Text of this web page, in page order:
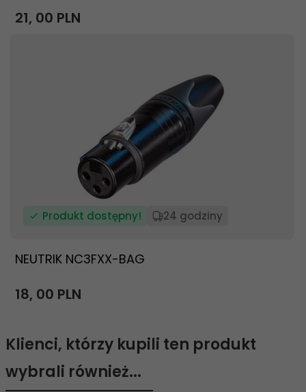
21, 00 PLN
Produkt dostępny! 24 godziny
NEUTRIK NC3FXX-BAG
18, 00 PLN
Klienci, którzy kupili ten produkt
wybrali również...